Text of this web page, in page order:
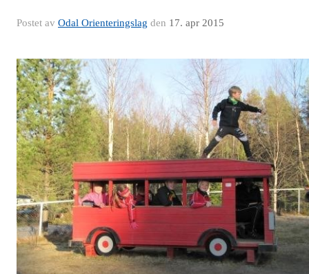
Postet av Odal Orienteringslag den 17. apr 2015